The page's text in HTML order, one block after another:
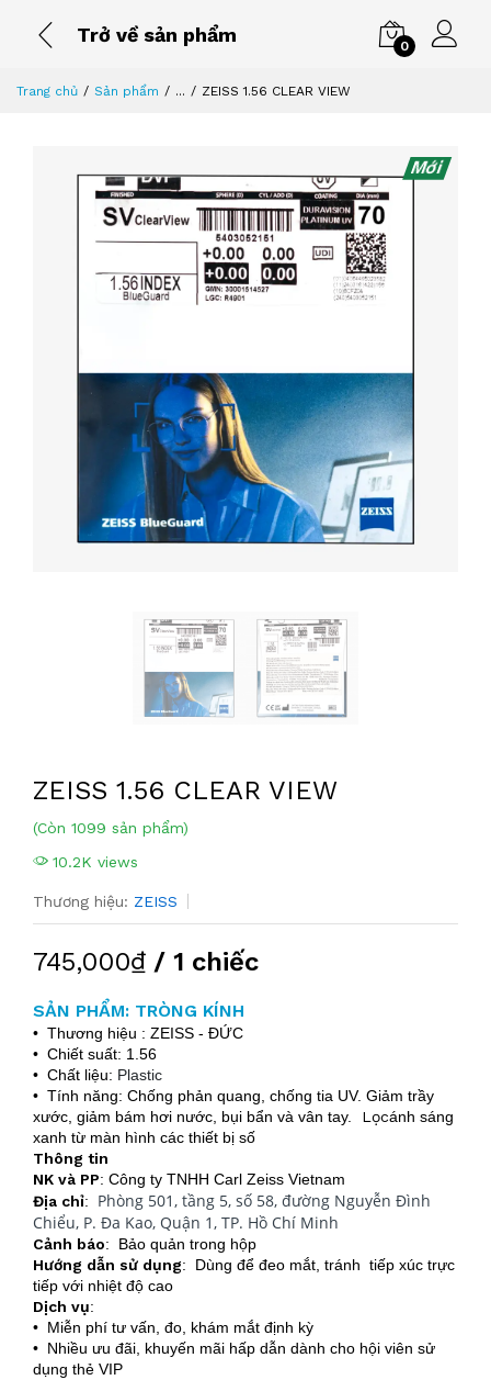
Trở về sản phẩm
0
Trang chủ Sản phẩm ... ZEISS 1.56 CLEAR VIEW
Mới
ZEISS 1.56 CLEAR VIEW
(Còn 1099 sản phẩm)
10.2K views
Thương hiệu: ZEISS
745,000₫ / 1 chiếc
SẢN PHẨM: TRÒNG KÍNH
• Thương hiệu : ZEISS - ĐỨC
• Chiết suất: 1.56
• Chất liệu: Plastic
• Tính năng: Chống phản quang, chống tia UV. Giảm trầy
xước, giảm bám hơi nước, bụi bẩn và vân tay.
Lọcánh sáng
xanh từ màn hình các thiết bị số
Thông tin
NK và PP: Công ty TNHH Carl Zeiss Vietnam
Địa chỉ: Phòng 501, tầng 5, số 58, đường Nguyễn Đình
Chiểu, P. Đa Kao, Quận 1, TP. Hồ Chí Minh
Cảnh báo: Bảo quản trong hộp
Hướng dẫn sử dụng: Dùng để đeo mắt, tránh tiếp xúc trực
tiếp với nhiệt độ cao
Dịch vụ:
• Miễn phí tư vấn, đo, khám mắt định kỳ
• Nhiều ưu đãi, khuyến mãi hấp dẫn dành cho hội viên sử
dụng thẻ VIP